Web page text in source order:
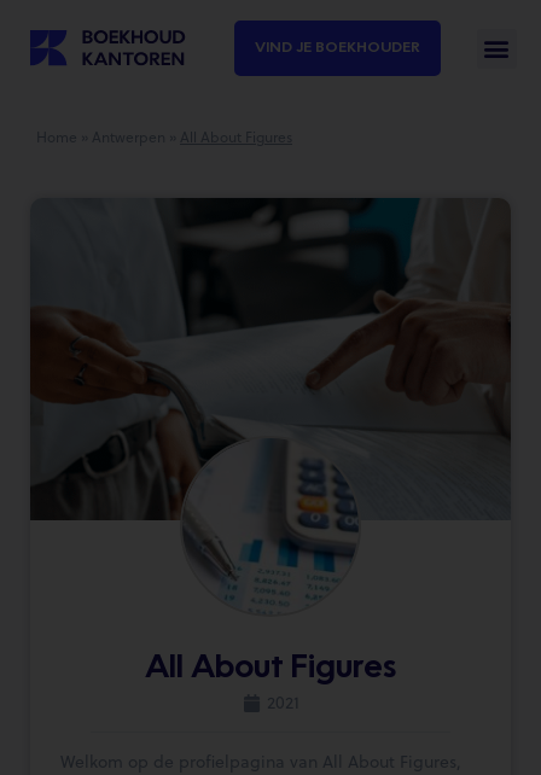
VIND JE BOEKHOUDER
All About Figures
2021
Welkom op de profielpagina van All About Figures,